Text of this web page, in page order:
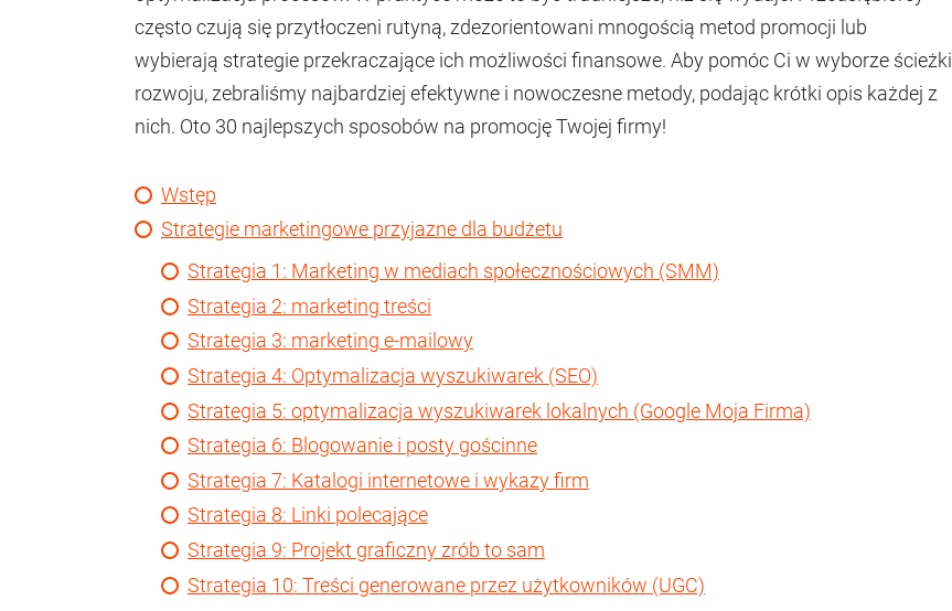
często czują się przytłoczeni rutyną, zdezorientowani mnogością metod promocji lub
wybierają strategie przekraczające ich możliwości finansowe. Aby pomóc Ci w wyborze ścieżki
rozwoju, zebraliśmy najbardziej efektywne i nowoczesne metody, podając krótki opis każdej z
nich. Oto 30 najlepszych sposobów na promocję Twojej firmy!
Wstęp
Strategie marketingowe przyjazne dla budżetu
Strategia 1: Marketing w mediach społecznościowych (SMM)
Strategia 2: marketing treści
Strategia 3: marketing e-mailowy
Strategia 4: Optymalizacja wyszukiwarek (SEO)
Strategia 5: optymalizacja wyszukiwarek lokalnych (Google Moja Firma)
Strategia 6: Blogowanie i posty gościnne
Strategia 7: Katalogi internetowe i wykazy firm
Strategia 8: Linki polecające
Strategia 9: Projekt graficzny zrób to sam
Strategia 10: Treści generowane przez użytkowników (UGC)